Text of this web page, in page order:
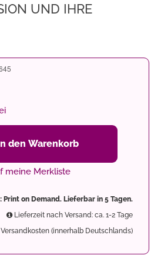
UND IHRE
den Warenkorb
meine Merkliste
Print on Demand. Lieferbar in 5 Tagen.
Lieferzeit nach Versand: ca. 1-2 Tage
(innerhalb Deutschlands)